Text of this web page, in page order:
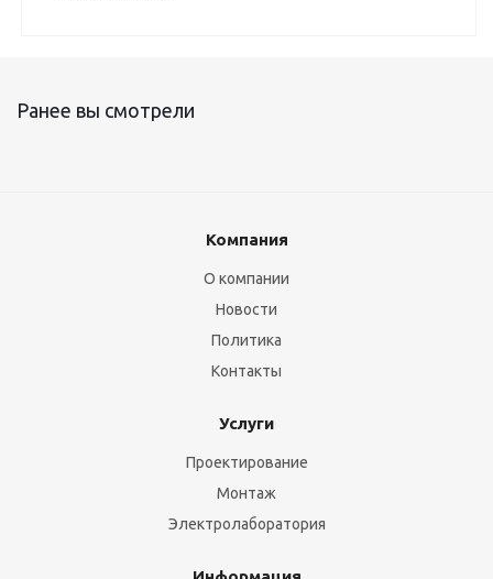
Ранее вы смотрели
Компания
О компании
Новости
Политика
Контакты
Услуги
Проектирование
Монтаж
Электролаборатория